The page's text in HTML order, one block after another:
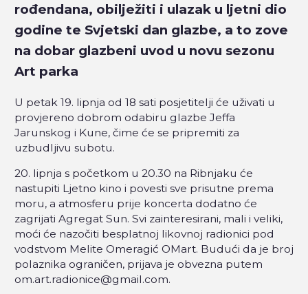
rođendana, obilježiti i ulazak u ljetni dio
godine te Svjetski dan glazbe, a to zove
na dobar glazbeni uvod u novu sezonu
Art parka
U petak 19. lipnja od 18 sati posjetitelji će uživati u
provjereno dobrom odabiru glazbe Jeffa
Jarunskog i Kune, čime će se pripremiti za
uzbudljivu subotu.
20. lipnja s početkom u 20.30 na Ribnjaku će
nastupiti Ljetno kino i povesti sve prisutne prema
moru, a atmosferu prije koncerta dodatno će
zagrijati Agregat Sun. Svi zainteresirani, mali i veliki,
moći će nazočiti besplatnoj likovnoj radionici pod
vodstvom Melite Omeragić OMart. Budući da je broj
polaznika ograničen, prijava je obvezna putem
om.art.radionice@gmail.com.